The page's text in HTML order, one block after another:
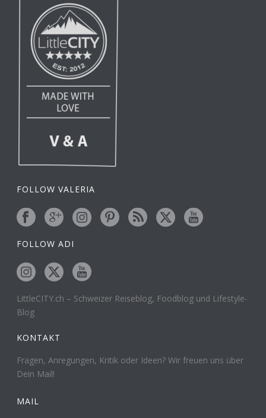
FOLLOW VALERIA
FOLLOW ADI
LittleCITY.ch – Schweizer Reiseblog, Foodblog und Lifestyle-
Blog
KONTAKT
Fragen, Anregungen, Kritik oder Ideen? Wir freuen uns über
Dein Mail!
MAIL